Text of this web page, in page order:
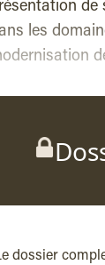
de
les
dossier